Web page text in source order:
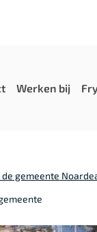
Werken bij
de gemeente